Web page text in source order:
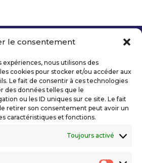
le consentement
nous utilisons des
cookies pour stocker et/ou accéder aux
Le fait de consentir à ces technologies
des données telles que le
ou les ID uniques sur ce site. Le fait
retirer son consentement peut avoir un
caractéristiques et fonctions.
Toujours activé
numérique